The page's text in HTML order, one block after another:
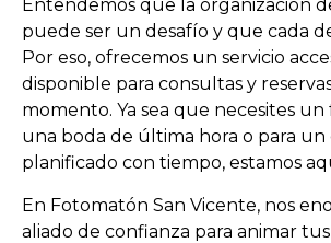
Entendemos que la organización
puede ser un desafío y que cada
Por eso, ofrecemos un servicio
disponible para consultas y
momento. Ya sea que necesites
una boda de última hora o para un
planificado con tiempo, estamos
En Fotomatón San Vicente, nos
aliado de confianza para animar